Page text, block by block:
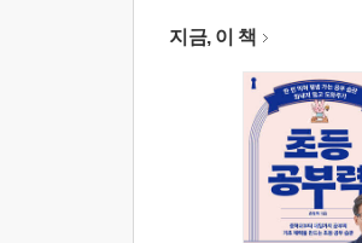
지금, 이 책